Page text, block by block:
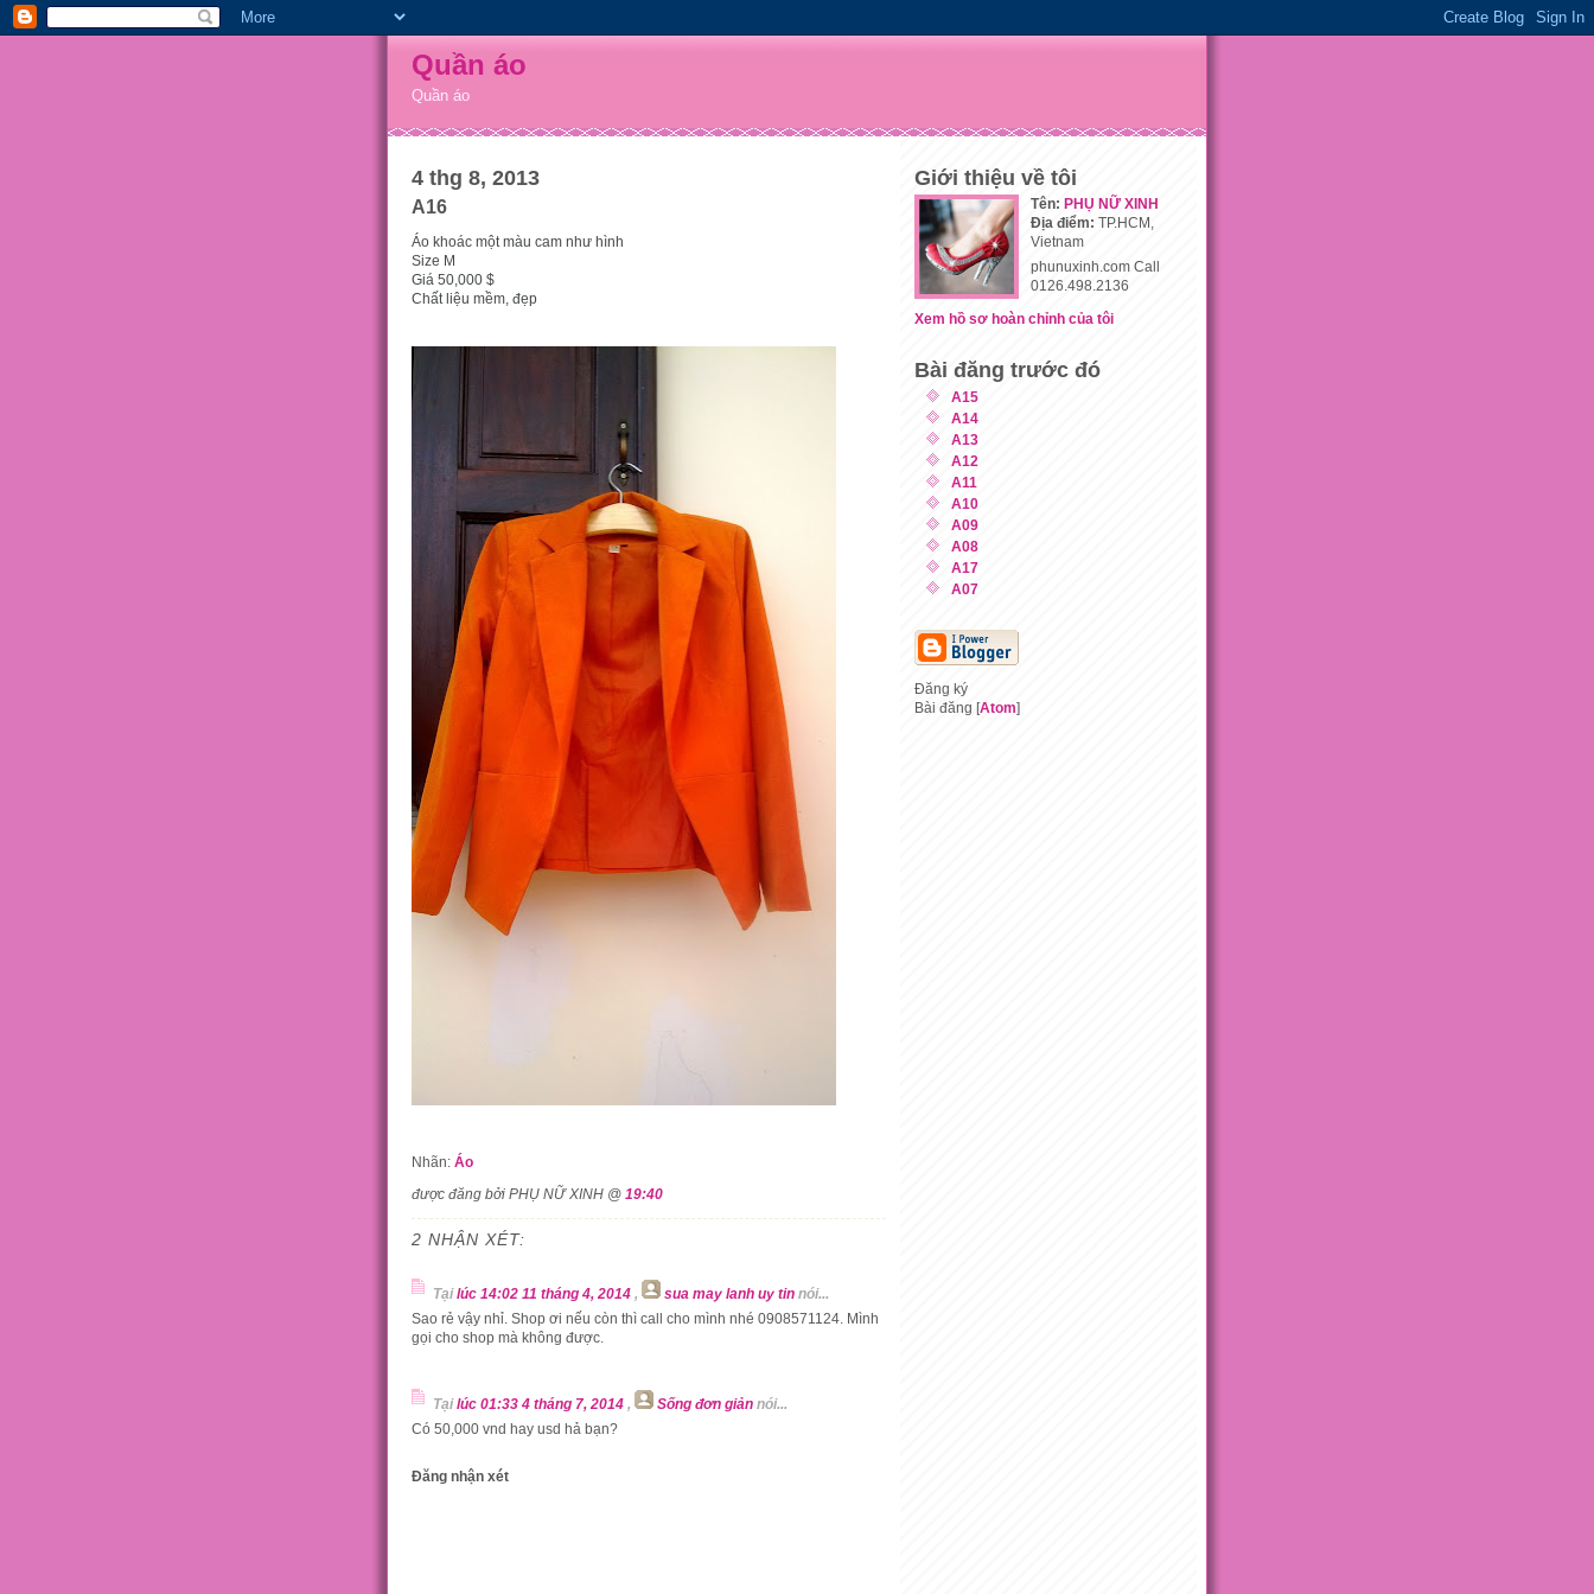
Quần áo
Quần áo
4 thg 8, 2013
A16
Áo khoác một màu cam như hình
Size M
Giá 50,000 $
Chất liệu mềm, đẹp
Nhãn: Áo
được đăng bởi PHỤ NỮ XINH @ 19:40
2 NHẬN XÉT:
Tạilúc 14:02 11 tháng 4, 2014 , sua may lanh uy tin nói...
Sao rẻ vậy nhỉ. Shop ơi nếu còn thì call cho mình nhé 0908571124. Mình
gọi cho shop mà không được.
Tạilúc 01:33 4 tháng 7, 2014 , Sống đơn giản nói...
Có 50,000 vnd hay usd hả bạn?
Đăng nhận xét
Giới thiệu về tôi
Tên: PHỤ NỮ XINH
Địa điểm: TP.HCM,
Vietnam
phunuxinh.com Call
0126.498.2136
Xem hồ sơ hoàn chỉnh của tôi
Bài đăng trước đó
A15
A14
A13
A12
A11
A10
A09
A08
A17
A07
Đăng ký
Bài đăng [Atom]